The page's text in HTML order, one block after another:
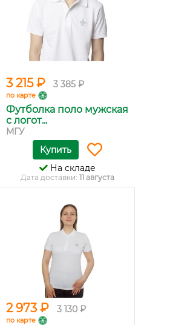
3 215 ₽ 3 385 ₽
по карте
Футболка поло мужская
с логот...
МГУ
Купить
На складе
Дата доставки: 11 августа
2 973 ₽ 3 130 ₽
по карте